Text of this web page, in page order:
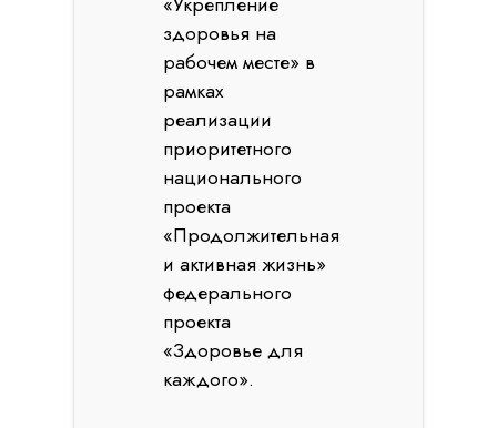
здоровья на
рабочем месте» в
рамках
реализации
приоритетного
национального
проекта
«Продолжительная
и активная жизнь»
федерального
проекта
«Здоровье для
каждого».